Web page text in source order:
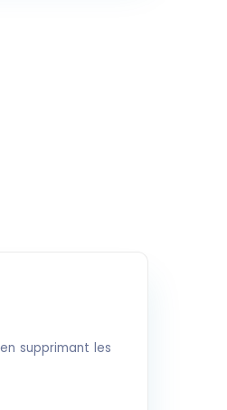
supprimant les